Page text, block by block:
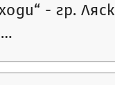
- гр.